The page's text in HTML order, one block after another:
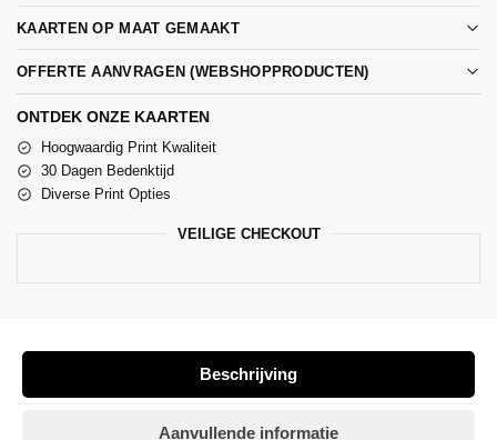
KAARTEN OP MAAT GEMAAKT
OFFERTE AANVRAGEN (WEBSHOPPRODUCTEN)
ONTDEK ONZE KAARTEN
Hoogwaardig Print Kwaliteit
30 Dagen Bedenktijd
Diverse Print Opties
VEILIGE CHECKOUT
Beschrijving
Aanvullende informatie